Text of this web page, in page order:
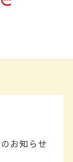
お知らせ